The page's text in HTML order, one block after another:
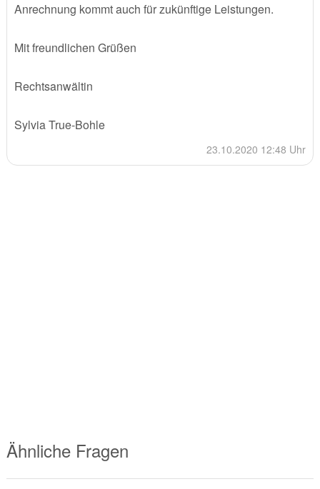
Anrechnung kommt auch für zukünftige Leistungen.
Mit freundlichen Grüßen
Rechtsanwältin
Sylvia True-Bohle
23.10.2020 12:48 Uhr
Ähnliche Fragen